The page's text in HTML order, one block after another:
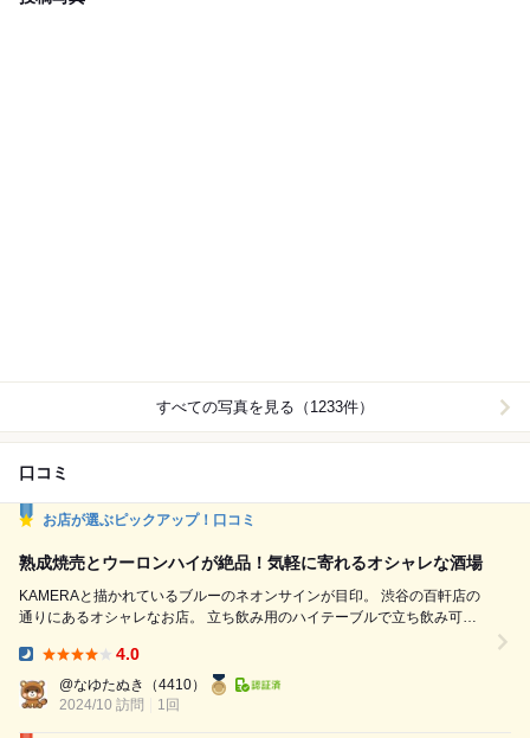
すべての写真を見る（1233件）
口コミ
お店が選ぶピックアップ！口コミ
熟成焼売とウーロンハイが絶品！気軽に寄れるオシャレな酒場
KAMERAと描かれているブルーのネオンサインが目印。 渋谷の百軒店の
通りにあるオシャレなお店。 立ち飲み用のハイテーブルで立ち飲み可。
も良さそう。 私と友達はガッツリ食べたかったので 早めの時間に行って
テーブル席へ。 烏龍茶の種類が選べるので ウーロンハイも人気なんだと
か。 私はお酒があまり得意ではない...
4.0
@なゆたぬき
（4410）
2024/10 訪問
1回